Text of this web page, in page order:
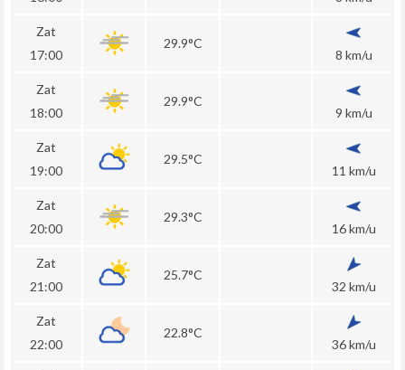
Zat
17:00
29.9°C
8 km/u
Zat
18:00
29.9°C
9 km/u
Zat
19:00
29.5°C
11 km/u
Zat
20:00
29.3°C
16 km/u
Zat
21:00
25.7°C
32 km/u
Zat
22:00
22.8°C
36 km/u